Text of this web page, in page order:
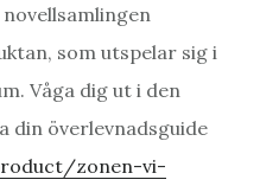
som utspelar sig i
Våga dig ut i den
din överlevnadsguide
zonen-vi-